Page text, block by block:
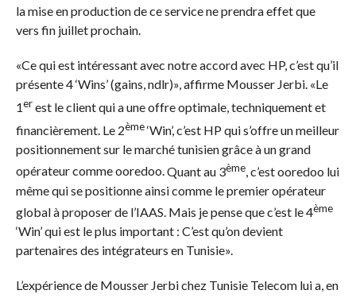
la mise en production de ce service ne prendra effet que
vers fin juillet prochain.
«Ce qui est intéressant avec notre accord avec HP, c’est qu’il
présente 4 ‘Wins’ (gains, ndlr)», affirme Mousser Jerbi. «Le
1erest le client qui a une offre optimale, techniquement et
financièrement. Le 2ème‘Win’, c’est HP qui s’offre un meilleur
positionnement sur le marché tunisien grâce à un grand
opérateur comme ooredoo.Quant au 3ème, c’est ooredoo lui
même qui se positionne ainsi comme le premier opérateur
global à proposer de l’IAAS. Mais je pense que c’est le 4ème
‘Win’ qui est le plus important : C’est qu’on devient
partenaires des intégrateurs en Tunisie».
L’expérience de Mousser Jerbi chez Tunisie Telecom lui a, en